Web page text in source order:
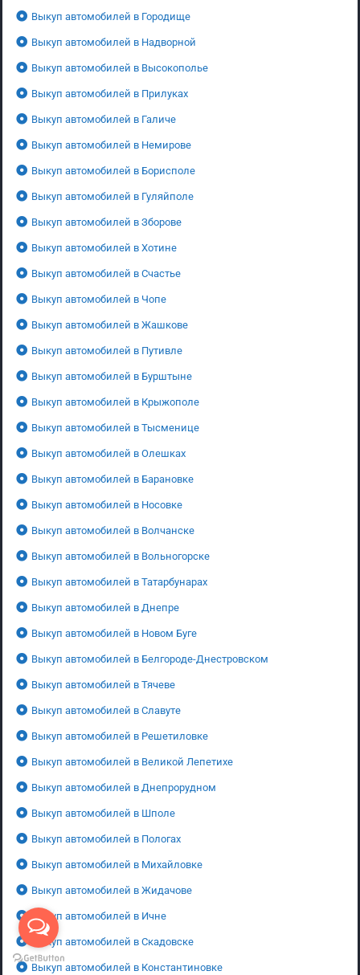
Выкуп автомобилей в Городище
Выкуп автомобилей в Надворной
Выкуп автомобилей в Высокополье
Выкуп автомобилей в Прилуках
Выкуп автомобилей в Галиче
Выкуп автомобилей в Немирове
Выкуп автомобилей в Борисполе
Выкуп автомобилей в Гуляйполе
Выкуп автомобилей в Зборове
Выкуп автомобилей в Хотине
Выкуп автомобилей в Счастье
Выкуп автомобилей в Чопе
Выкуп автомобилей в Жашкове
Выкуп автомобилей в Путивле
Выкуп автомобилей в Бурштыне
Выкуп автомобилей в Крыжополе
Выкуп автомобилей в Тысменице
Выкуп автомобилей в Олешках
Выкуп автомобилей в Барановке
Выкуп автомобилей в Носовке
Выкуп автомобилей в Волчанске
Выкуп автомобилей в Вольногорске
Выкуп автомобилей в Татарбунарах
Выкуп автомобилей в Днепре
Выкуп автомобилей в Новом Буге
Выкуп автомобилей в Белгороде-Днестровском
Выкуп автомобилей в Тячеве
Выкуп автомобилей в Славуте
Выкуп автомобилей в Решетиловке
Выкуп автомобилей в Великой Лепетихе
Выкуп автомобилей в Днепрорудном
Выкуп автомобилей в Шполе
Выкуп автомобилей в Пологах
Выкуп автомобилей в Михайловке
Выкуп автомобилей в Жидачове
Выкуп автомобилей в Ичне
Выкуп автомобилей в Скадовске
Выкуп автомобилей в Константиновке